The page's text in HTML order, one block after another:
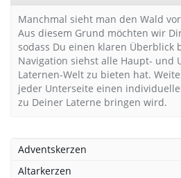
Manchmal sieht man den Wald
Aus diesem Grund möchten wir
sodass Du einen klaren Überblick
Navigation siehst alle Haupt- und
Laternen-Welt zu bieten hat.
jeder Unterseite einen
zu Deiner Laterne bringen wird.
Adventskerzen
Altarkerzen